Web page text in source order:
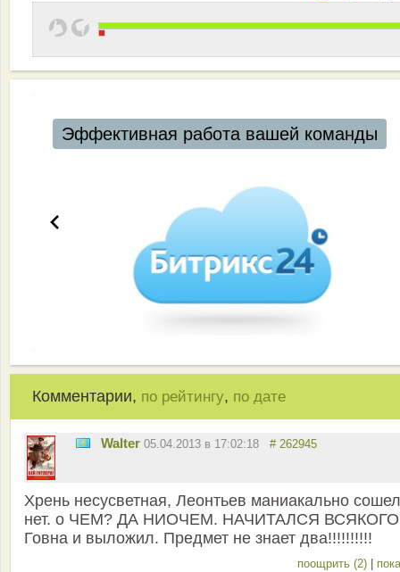
Эффективная работа вашей команды
Комментарии, по рейтингу, по дате
Walter 05.04.2013 в 17:02:18 # 262945
Хрень несусветная, Леонтьев маниакально
нет. о ЧЕМ? ДА НИОЧЕМ. НАЧИТАЛСЯ ВСЯКОГО
Говна и выложил. Предмет не знает два!!!!!!!!!!
поощрить (2)